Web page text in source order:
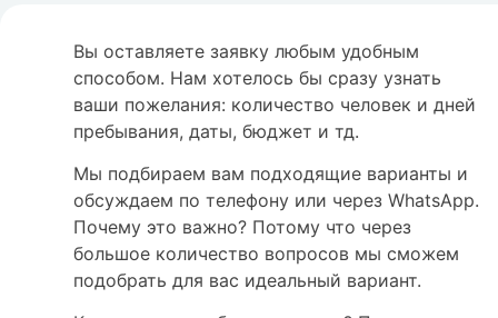
Вы оставляете заявку любым удобным
способом. Нам хотелось бы сразу узнать
ваши пожелания: количество человек и дней
пребывания, даты, бюджет и тд.
Мы подбираем вам подходящие варианты и
обсуждаем по телефону или через WhatsApp.
Почему это важно? Потому что через
большое количество вопросов мы сможем
подобрать для вас идеальный вариант.